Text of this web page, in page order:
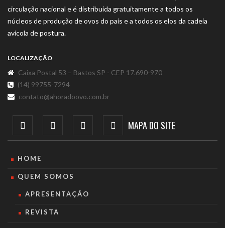
circulação nacional e é distribuída gratuitamente a todos os
núcleos de produção de ovos do país e a todos os elos da cadeia
avícola de postura.
LOCALIZAÇÃO
Caixa Postal 53 – Bastos SP - CEP 17.690-970
(14) 99755-7294
contato@ahoradoovo.com.br
MAPA DO SITE
HOME
QUEM SOMOS
APRESENTAÇÃO
REVISTA